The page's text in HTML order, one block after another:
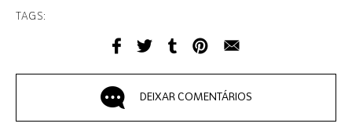
TAGS:
DEIXAR COMENTÁRIOS